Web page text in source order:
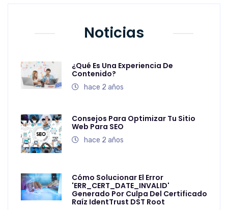
Noticias
¿Qué Es Una Experiencia De
Contenido?
hace 2 años
Consejos Para Optimizar Tu Sitio
Web Para SEO
hace 2 años
Cómo Solucionar El Error
'ERR_CERT_DATE_INVALID'
Generado Por Culpa Del Certificado
Raíz IdentTrust DST Root